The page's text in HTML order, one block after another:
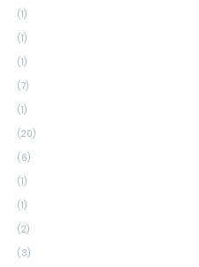
(1)
(1)
(1)
(7)
(1)
(20)
(6)
(1)
(1)
(2)
(3)